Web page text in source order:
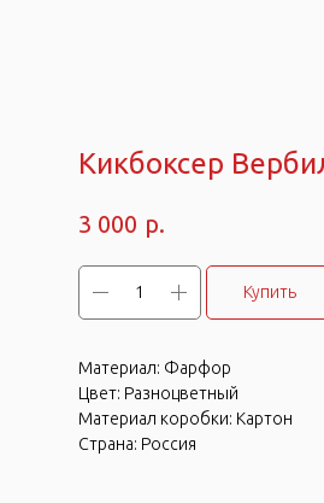
Кикбоксер
3 000 р.
Купить
Материал: Фарфор
Цвет: Разноцветный
Материал коробки: Картон
Страна: Россия